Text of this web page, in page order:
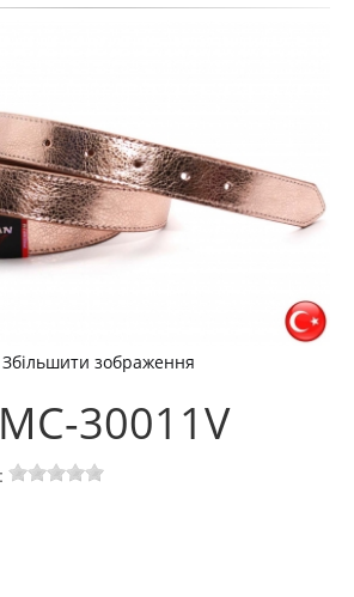
Збільшити зображення
30011V